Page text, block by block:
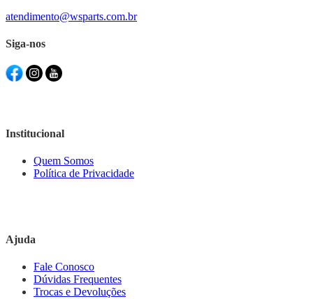
atendimento@wsparts.com.br
Siga-nos
Institucional
Quem Somos
Política de Privacidade
Ajuda
Fale Conosco
Dúvidas Frequentes
Trocas e Devoluções